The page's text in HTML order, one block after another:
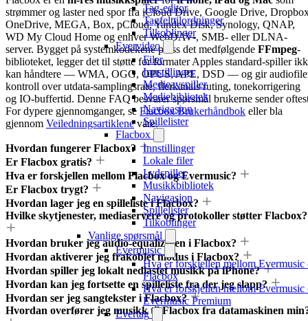
Tag-editor
Tagfelttilordninger
Tilkoblinger
Evervideo
Filer
Innstillinger
Medieavspiller
Mediebibliotek
Navigasjon
Spillelister
Flacbox
Innstillinger
Lokale filer
Lydspiller
Musikkbibliotek
Navigasjon
Spillelister
Tilkoblinger
Vanlige spørsmål
Evermusic
Hva er forskjellen mellom Evermusic
Flacbox
Hva er forskjellen mellom Evermusic
Evermusic Premium
Evertag
strømmer og laster ned spor fra iCloud Drive, Google Drive,
OneDrive, MEGA, Box, pCloud, Yandex Disk, Synology, QNAP,
WD My Cloud Home og enhver WebDAV-, SMB- eller DLNA-
server. Bygget på systemkodekene pluss det medfølgende FFmpeg-
biblioteket, legger det til støtte for formater Apples standard-spiller
kan håndtere — WMA, OGG, OPUS, APE, DSD — og gir
kontroll over utdata-samplingsrate, flerkanals ruting, tonekorrigering
og IO-buffertid. Denne FAQ besvarer spørsmål brukerne sender
For dypere gjennomganger, se Flacbox Brukerhåndbok eller bla
gjennom Veiledningsartiklenevåre.
Hvordan fungerer Flacbox?
Er Flacbox gratis?
Hva er forskjellen mellom Flacbox og Evermusic?
Er Flacbox trygt?
Hvordan lager jeg en spilleliste i Flacbox?
Hvilke skytjenester, mediaservere og protokoller støtter Flacbox?
Hvordan bruker jeg audio-equalizeren i Flacbox?
Hvordan aktiverer jeg frakoblet modus i Flacbox?
Hvordan spiller jeg lokalt nedlastet musikk på iPhone?
Hvordan kan jeg fortsette en spilleliste fra der jeg slapp?
Hvordan ser jeg sangtekster i Flacbox?
Hvordan overfører jeg musikk til Flacbox fra datamaskinen